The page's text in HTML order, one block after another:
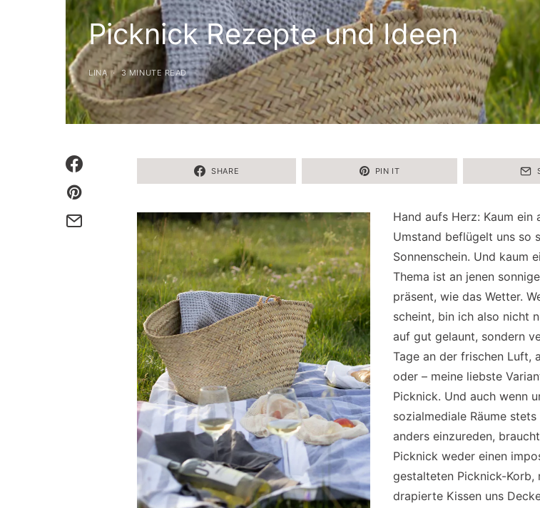
Picknick Rezepte und Ideen
LINA 3 MINUTE READ
SHARE PIN IT
Hand aufs Herz: Kaum ein
Umstand beflügelt uns so
Sonnenschein. Und kaum
Thema ist an jenen
präsent, wie das Wetter.
scheint, bin ich also nicht
auf gut gelaunt, sondern
Tage an der frischen Luft,
oder – meine liebste
Picknick. Und auch wenn
sozialmediale Räume
anders einzureden,
Picknick weder einen
gestalteten Picknick-Korb,
drapierte Kissen uns